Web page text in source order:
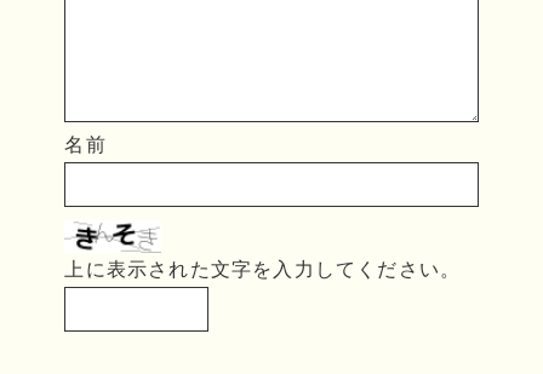
名前
上に表示された文字を入力してください。